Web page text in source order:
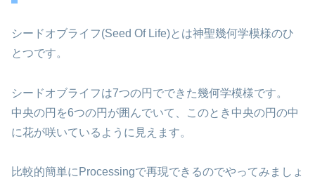
シードオブライフ(Seed Of Life)とは神聖幾何学模様のひ
とつです。
シードオブライフは7つの円でできた幾何学模様です。
中央の円を6つの円が囲んでいて、このとき中央の円の中
に花が咲いているように見えます。
比較的簡単にProcessingで再現できるのでやってみましょ